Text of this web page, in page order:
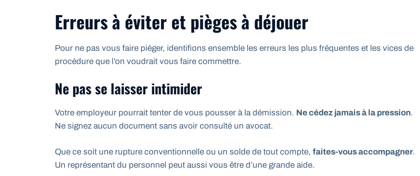
Erreurs à éviter et pièges à déjouer
Pour ne pas vous faire piéger, identifions ensemble les erreurs les plus fréquentes et les vices de
procédure que l’on voudrait vous faire commettre.
Ne pas se laisser intimider
Votre employeur pourrait tenter de vous pousser à la démission. Ne cédez jamais à la pression.
Ne signez aucun document sans avoir consulté un avocat.
Que ce soit une rupture conventionnelle ou un solde de tout compte, faites-vous accompagner.
Un représentant du personnel peut aussi vous être d’une grande aide.